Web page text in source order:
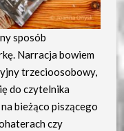
sposób
Narracja bowiem
trzecioosobowy,
do czytelnika
bieżąco piszącego
czy